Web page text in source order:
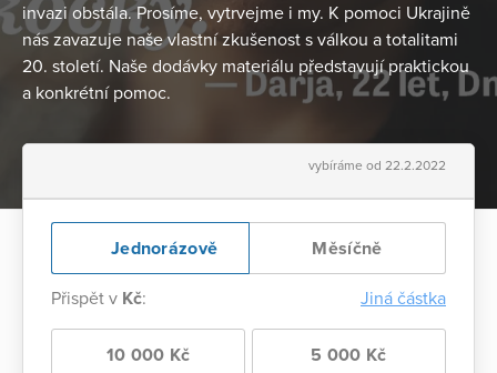
invazi obstála. Prosíme, vytrvejme i my. K pomoci Ukrajině
nás zavazuje naše vlastní zkušenost s válkou a totalitami
20. století. Naše dodávky materiálu představují praktickou
a konkrétní pomoc.
vybíráme od 22.2.2022
Jednorázově Měsíčně
Přispět v Kč: Jiná částka
10 000 Kč 5 000 Kč